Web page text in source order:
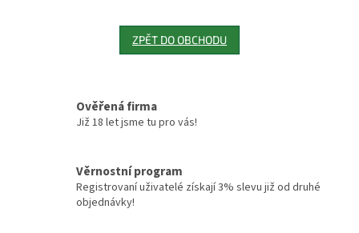
ZPĚT DO OBCHODU
Ověřená firma
Již 18 let jsme tu pro vás!
Věrnostní program
Registrovaní uživatelé získají 3% slevu již od druhé
objednávky!